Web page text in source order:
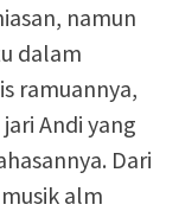
namun
dalam
ramuannya,
Andi yang
Dari
alm